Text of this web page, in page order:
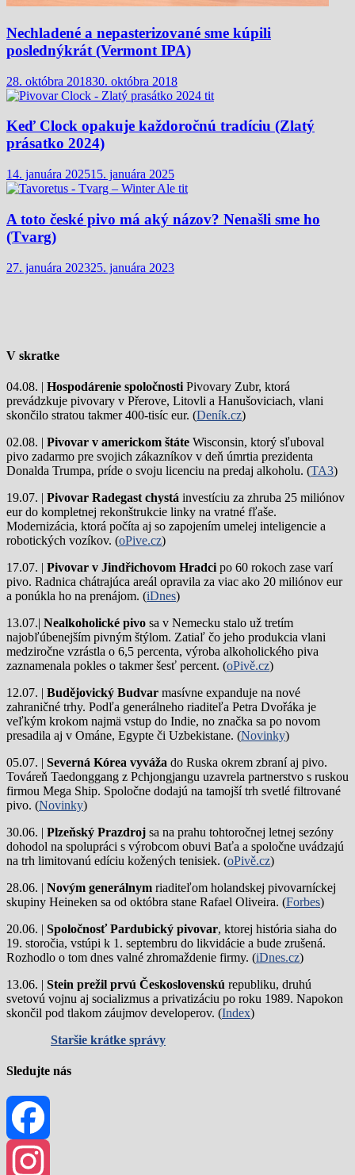
Nechladené a nepasterizované sme kúpili
poslednýkrát (Vermont IPA)
28. októbra 201830. októbra 2018
Keď Clock opakuje každoročnú tradíciu (Zlatý
prásatko 2024)
14. januára 202515. januára 2025
A toto české pivo má aký názov? Nenašli sme ho
(Tvarg)
27. januára 202325. januára 2023
V skratke
04.08. | Hospodárenie spoločnosti Pivovary Zubr, ktorá
prevádzkuje pivovary v Přerove, Litovli a Hanušoviciach, vlani
skončilo stratou takmer 400-tisíc eur. (Deník.cz)
02.08. | Pivovar v americkom štáte Wisconsin, ktorý sľuboval
pivo zadarmo pre svojich zákazníkov v deň úmrtia prezidenta
Donalda Trumpa, príde o svoju licenciu na predaj alkoholu. (TA3)
19.07. | Pivovar Radegast chystá investíciu za zhruba 25 miliónov
eur do kompletnej rekonštrukcie linky na vratné fľaše.
Modernizácia, ktorá počíta aj so zapojením umelej inteligencie a
robotických vozíkov. (oPive.cz)
17.07. | Pivovar v Jindřichovom Hradci po 60 rokoch zase varí
pivo. Radnica chátrajúca areál opravila za viac ako 20 miliónov eur
a ponúkla ho na prenájom. (iDnes)
13.07.| Nealkoholické pivo sa v Nemecku stalo už tretím
najobľúbenejším pivným štýlom. Zatiaľ čo jeho produkcia vlani
medziročne vzrástla o 6,5 percenta, výroba alkoholického piva
zaznamenala pokles o takmer šesť percent. (oPivě.cz)
12.07. | Budějovický Budvar masívne expanduje na nové
zahraničné trhy. Podľa generálneho riaditeľa Petra Dvořáka je
veľkým krokom najmä vstup do Indie, no značka sa po novom
presadila aj v Ománe, Egypte či Uzbekistane. (Novinky)
05.07. | Severná Kórea vyváža do Ruska okrem zbraní aj pivo.
Továreň Taedonggang z Pchjongjangu uzavrela partnerstvo s ruskou
firmou Mega Ship. Spoločne dodajú na tamojší trh svetlé filtrované
pivo. (Novinky)
30.06. | Plzeňský Prazdroj sa na prahu tohtoročnej letnej sezóny
dohodol na spolupráci s výrobcom obuvi Baťa a spoločne uvádzajú
na trh limitovanú edíciu kožených tenisiek. (oPivě.cz)
28.06. | Novým generálnym riaditeľom holandskej pivovarníckej
skupiny Heineken sa od októbra stane Rafael Oliveira. (Forbes)
20.06. | Spoločnosť Pardubický pivovar, ktorej história siaha do
19. storočia, vstúpi k 1. septembru do likvidácie a bude zrušená.
Rozhodlo o tom dnes valné zhromaždenie firmy. (iDnes.cz)
13.06. | Stein prežil prvú Československú republiku, druhú
svetovú vojnu aj socializmus a privatizáciu po roku 1989. Napokon
skončil pod tlakom záujmov developerov. (Index)
Staršie krátke správy
Sledujte nás
Facebook